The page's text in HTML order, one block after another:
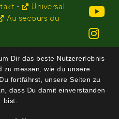
•
Universal
Au secours du
Dir das beste Nutzererlebnis
zu messen, wie du unsere
fortfährst, unsere Seiten zu
dass Du damit einverstanden
bist.